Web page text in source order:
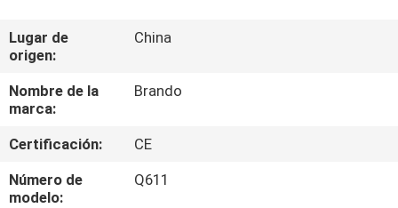
SOBRE
NOSOTROS
RECORRIDO
POR
LA
Lugar de
origen:
China
Nombre de la
marca:
Brando
Certificación:
CE
Número de
modelo:
Q611